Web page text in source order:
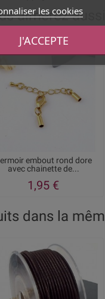
aimerez aussi
embout rond dore
avec chainette de...
1,95 €
dans la
les cookies
J'ACCEPTE